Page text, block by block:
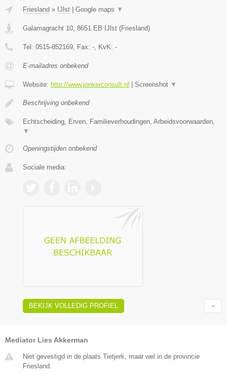
Friesland » IJlst Google maps ▼
Galamagracht 10, 8651 EB IJlst (Friesland)
Tel: 0515-852169, Fax: -, KvK: -
E-mailadres onbekend
Website: http://www.jonkerconsult.nl Screenshot ▼
Beschrijving onbekend
Echtscheiding, Erven, Familieverhoudingen, Arbeidsvoorwaarden,
▼
Openingstijden onbekend
Sociale media:
BEKIJK VOLLEDIG PROFIEL
Mediator Lies Akkerman
Niet gevestigd in de plaats Tietjerk, maar wel in de provincie
Friesland.